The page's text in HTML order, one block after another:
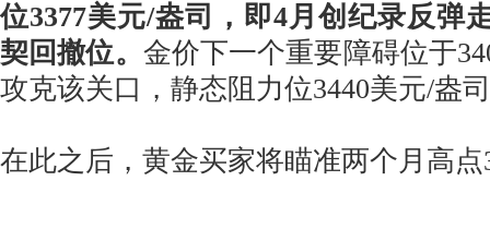
位3377美元/盎司，即4月创纪录反弹
契回撤位。 金价下一个重要障碍位于
攻克该关口，静态阻力位3440美元/盎
在此之后，黄金买家将瞄准两个月高点